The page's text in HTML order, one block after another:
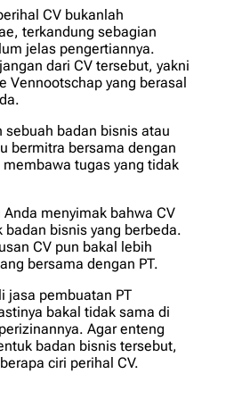
CV bukanlah
terkandung sebagian
jelas pengertiannya.
dari CV tersebut, yakni
Vennootschap yang berasal
sebuah badan bisnis atau
bermitra bersama dengan
tugas yang tidak
Anda menyimak bahwa CV
badan bisnis yang berbeda.
CV pun bakal lebih
bersama dengan PT.
jasa pembuatan PT
bakal tidak sama di
Agar enteng
badan bisnis tersebut,
ciri perihal CV.